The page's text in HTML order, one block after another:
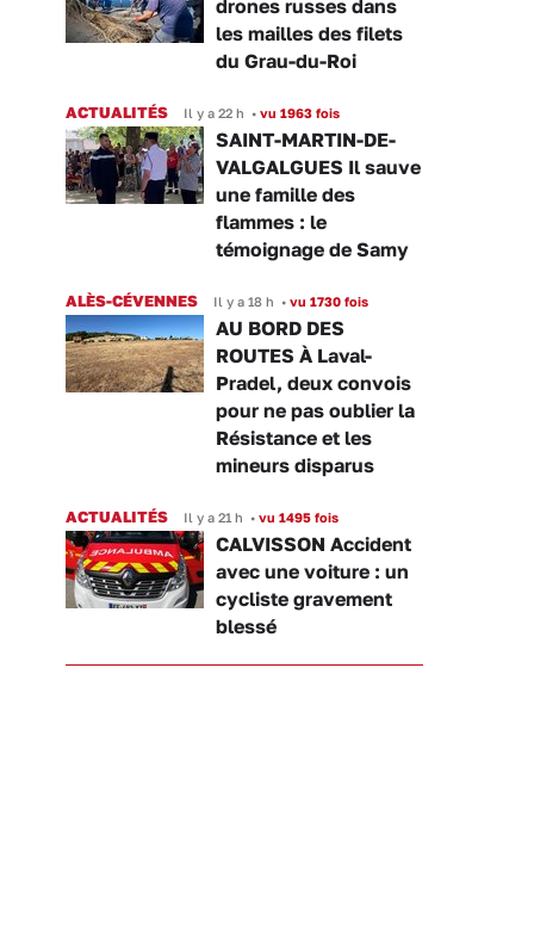
drones russes dans
les mailles des filets
du Grau-du-Roi
ACTUALITÉS Il y a 22 h • vu 1963 fois
SAINT-MARTIN-DE-
VALGALGUES Il sauve
une famille des
flammes : le
témoignage de Samy
ALÈS-CÉVENNES Il y a 18 h • vu 1730 fois
AU BORD DES
ROUTES À Laval-
Pradel, deux convois
pour ne pas oublier la
Résistance et les
mineurs disparus
ACTUALITÉS Il y a 21 h • vu 1495 fois
CALVISSON Accident
avec une voiture : un
cycliste gravement
blessé